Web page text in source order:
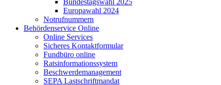
Bundestagswahl 2025
Europawahl 2024
Notrufnummern
Behördenservice Online
Online Services
Sicheres Kontaktformular
Fundbüro online
Ratsinformationssystem
Beschwerdemanagement
SEPA Lastschriftmandat